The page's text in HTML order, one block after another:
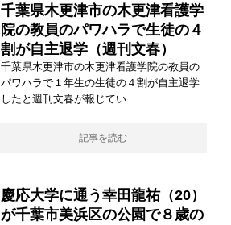
千葉県木更津市の木更津看護学
院の教員のパワハラで生徒の４
割が自主退学（週刊文春）
千葉県木更津市の木更津看護学院の教員の
パワハラで１年生の生徒の４割が自主退学
したと週刊文春が報じてい
記事を読む
慶応大学に通う幸田龍祐（20）
が千葉市美浜区の公園で８歳の